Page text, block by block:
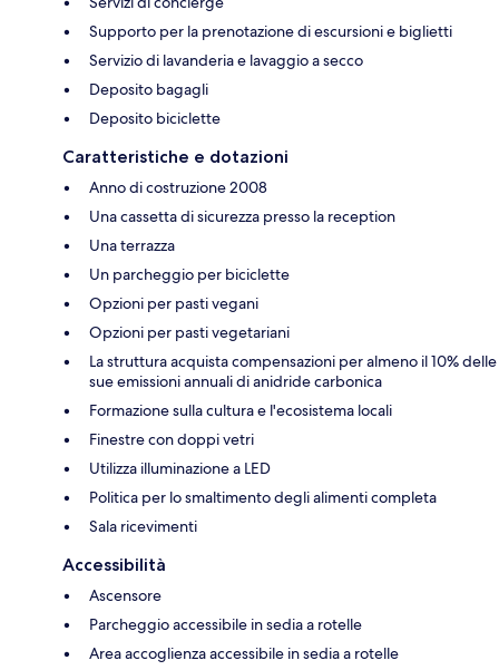
Supporto per la prenotazione di escursioni e biglietti
Servizio di lavanderia e lavaggio a secco
Deposito bagagli
Deposito biciclette
Caratteristiche e dotazioni
Anno di costruzione 2008
Una cassetta di sicurezza presso la reception
Una terrazza
Un parcheggio per biciclette
Opzioni per pasti vegani
Opzioni per pasti vegetariani
La struttura acquista compensazioni per almeno il 10% delle
sue emissioni annuali di anidride carbonica
Formazione sulla cultura e l'ecosistema locali
Finestre con doppi vetri
Utilizza illuminazione a LED
Politica per lo smaltimento degli alimenti completa
Sala ricevimenti
Accessibilità
Ascensore
Parcheggio accessibile in sedia a rotelle
Area accoglienza accessibile in sedia a rotelle